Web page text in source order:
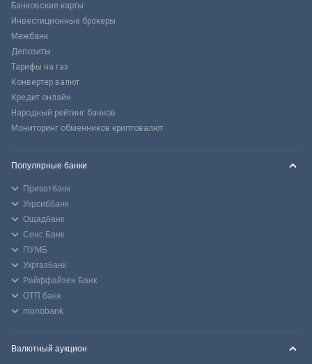
Банковские карты
Инвестиционные брокеры
Межбанк
Депозиты
Тарифы на газ
Конвертер валют
Кредит онлайн
Народный рейтинг банков
Мониторинг обменников криптовалют
Популярные банки
Приватбанк
Укрсиббанк
Ощадбанк
Сенс Банк
ПУМБ
Укргазбанк
Райффайзен Банк
ОТП банк
monobank
Валютный аукцион